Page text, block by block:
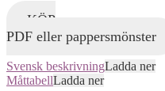
KÖP
PDF eller pappersmönster
Svensk beskrivningLadda ner
MåttabellLadda ner